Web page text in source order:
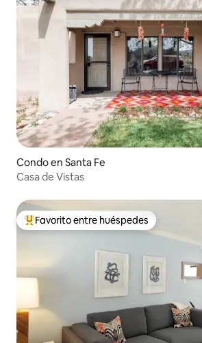
Condo en Santa Fe
Casa de Vistas
Favorito entre huéspedes preferido
Favorito entre huéspedes